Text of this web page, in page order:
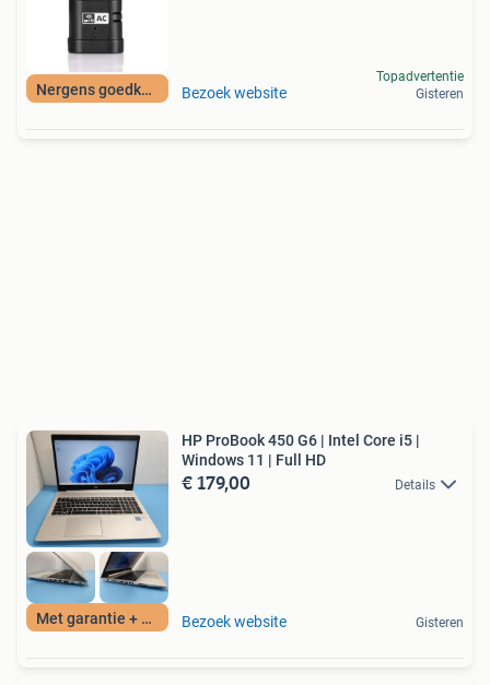
Nergens goedkoper Bezoek website
Topadvertentie
Gisteren
Met garantie + BTW
HP ProBook 450 G6 | Intel Core i5 |
Windows 11 | Full HD
€ 179,00 Details
Bezoek website Gisteren